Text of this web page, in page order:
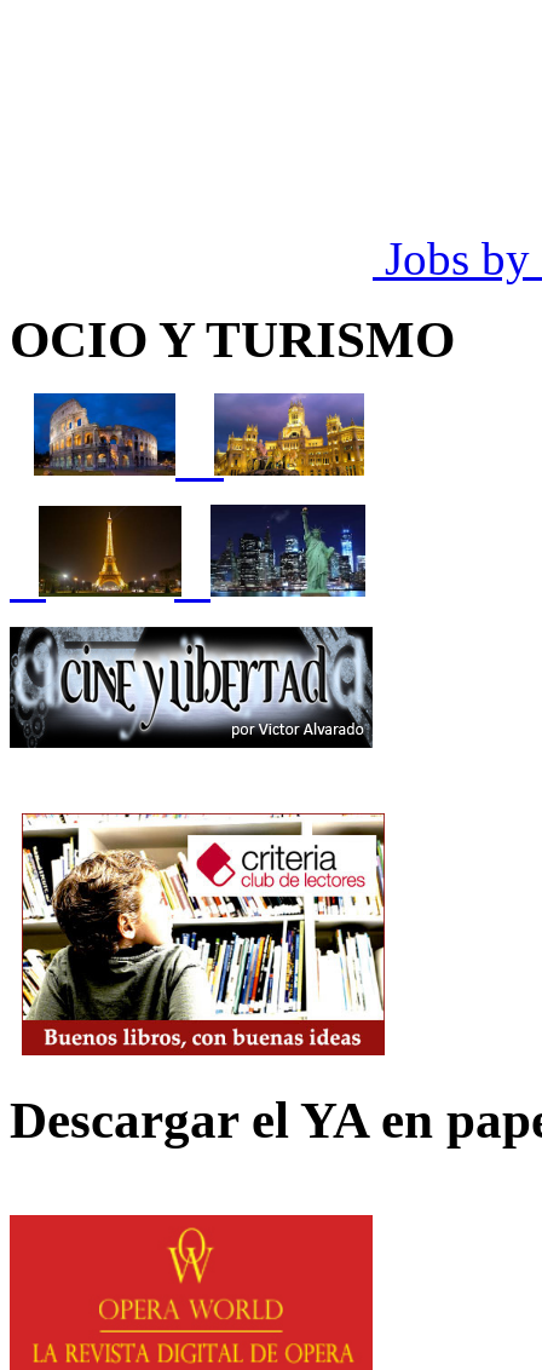
Jobs by
OCIO Y TURISMO
Descargar el YA en